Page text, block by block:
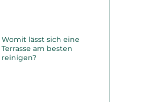
Womit lässt sich eine
Terrasse am besten
reinigen?